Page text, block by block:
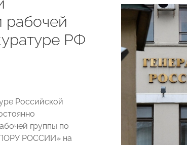
РФ
Российской
группы по
РОССИИ» на